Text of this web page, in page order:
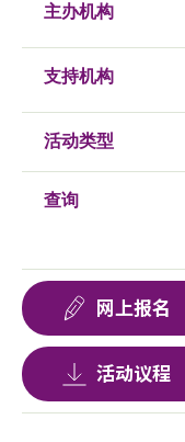
主办机构
支持机构
活动类型
查询
网上报名
活动议程